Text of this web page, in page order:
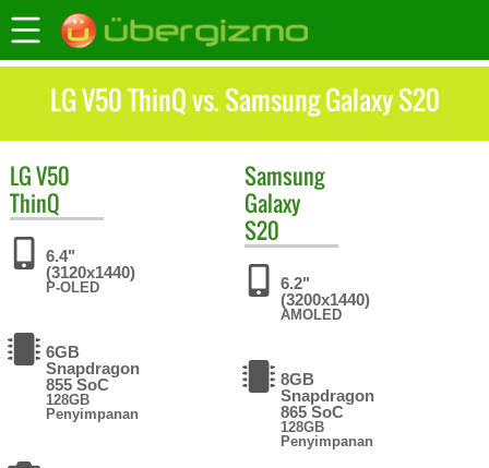
LG V50 ThinQ vs. Samsung Galaxy S20
LGV50
ThinQ
6.4"
(3120x1440)
P-OLED
6GB
Snapdragon
855 SoC
128GB
Penyimpanan
Samsung
Galaxy
S20
6.2"
(3200x1440)
AMOLED
8GB
Snapdragon
865 SoC
128GB
Penyimpanan